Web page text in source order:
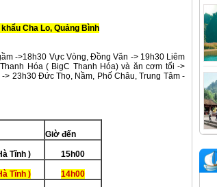
Cha Lo, Quảng Bình
->18h30 Vực Vòng, Đồng Văn -> 19h30 Liêm
Hóa ( BigC Thanh Hóa) và ăn cơm tối ->
23h30 Đức Thọ, Nầm, Phố Châu, Trung Tâm -
Giờ đến
Tĩnh ) 15h00
Tĩnh ) 14h00